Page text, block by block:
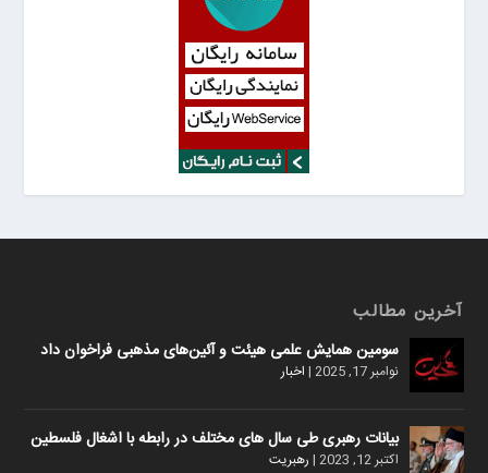
آخرین مطالب
سومین همایش علمی هیئت و آئین‌های مذهبی فراخوان داد
نوامبر 17, 2025 | اخبار
بیانات رهبری طی سال های مختلف در رابطه با اشغال فلسطین
اکتبر 12, 2023 | رهبریت